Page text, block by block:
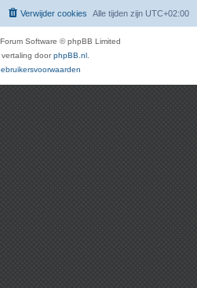
Alle tijden zijn UTC+02:00
Verwijder cookies
Software © phpBB Limited
doorphpBB.nl